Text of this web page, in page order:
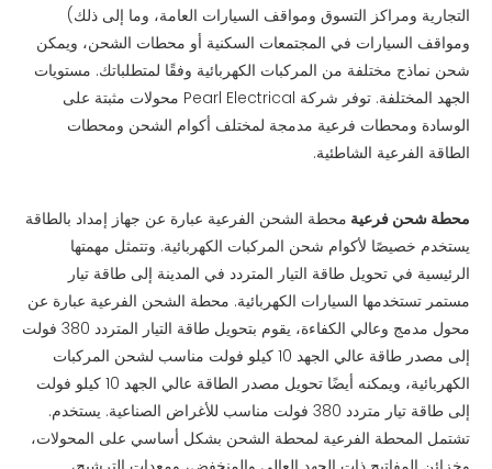
التجارية ومراكز التسوق ومواقف السيارات العامة، وما إلى ذلك)
ومواقف السيارات في المجتمعات السكنية أو محطات الشحن، ويمكن
شحن نماذج مختلفة من المركبات الكهربائية وفقًا لمتطلباتك. مستويات
الجهد المختلفة. توفر شركة Pearl Electrical محولات مثبتة على
الوسادة ومحطات فرعية مدمجة لمختلف أكوام الشحن ومحطات
الطاقة الفرعية الشاطئية.
محطة شحن فرعية محطة الشحن الفرعية عبارة عن جهاز إمداد بالطاقة
يستخدم خصيصًا لأكوام شحن المركبات الكهربائية. وتتمثل مهمتها
الرئيسية في تحويل طاقة التيار المتردد في المدينة إلى طاقة تيار
مستمر تستخدمها السيارات الكهربائية. محطة الشحن الفرعية عبارة عن
محول مدمج وعالي الكفاءة، يقوم بتحويل طاقة التيار المتردد 380 فولت
إلى مصدر طاقة عالي الجهد 10 كيلو فولت مناسب لشحن المركبات
الكهربائية، ويمكنه أيضًا تحويل مصدر الطاقة عالي الجهد 10 كيلو فولت
إلى طاقة تيار متردد 380 فولت مناسب للأغراض الصناعية. يستخدم.
تشتمل المحطة الفرعية لمحطة الشحن بشكل أساسي على المحولات،